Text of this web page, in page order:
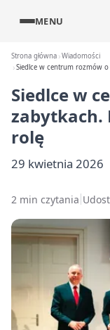
MENU
Strona główna Wiadomości
Siedlce w centrum rozmów o
Siedlce w
zabytkach.
rolę
29 kwietnia 2026
2 min czytania